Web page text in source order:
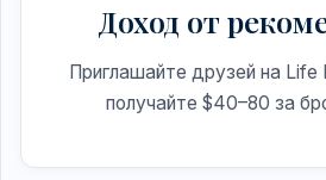
Доход от
Приглашайте друзей на
получайте $40–80 за